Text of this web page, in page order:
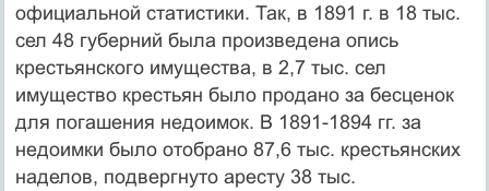
официальной статистики. Так, в 1891 г. в 18 тыс.
сел 48 губерний была произведена опись
крестьянского имущества, в 2,7 тыс. сел
имущество крестьян было продано за бесценок
для погашения недоимок. В 1891-1894 гг. за
недоимки было отобрано 87,6 тыс. крестьянских
наделов, подвергнуто аресту 38 тыс.